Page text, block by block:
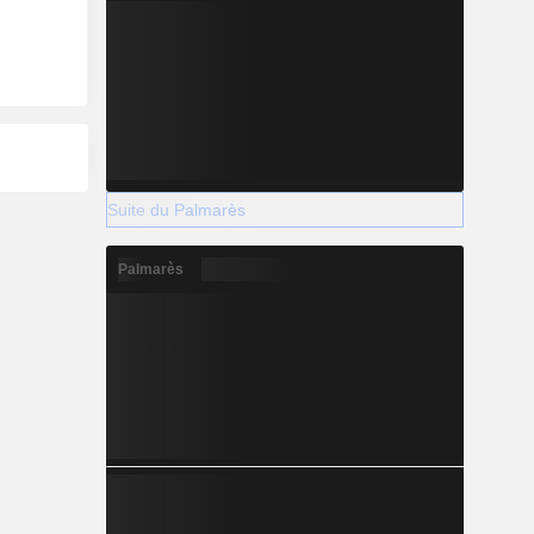
Suite du Palmarès
Palmarès